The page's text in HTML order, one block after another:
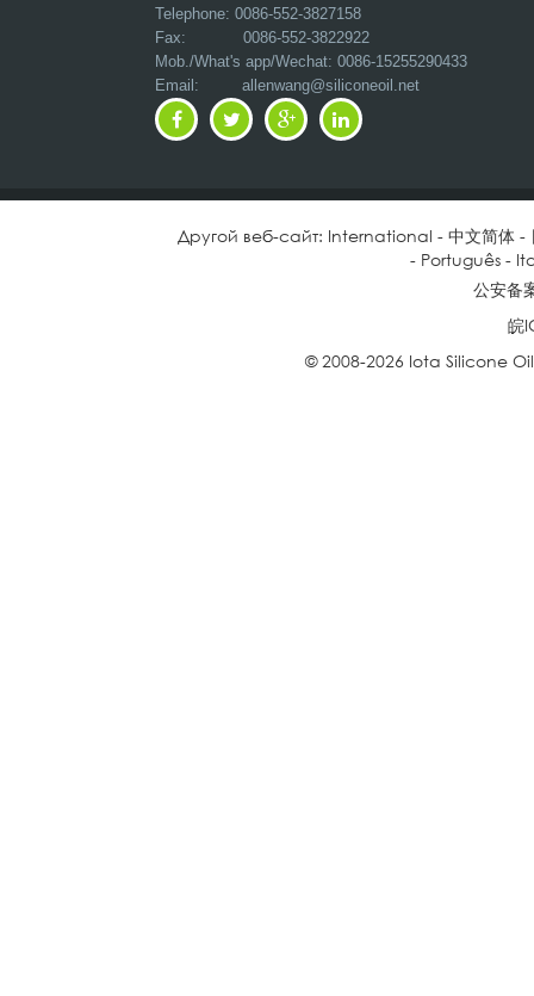
Telephone: 0086-552-3827158
Fax: 0086-552-3822922
Mob./What's app/Wechat: 0086-15255290433
Email: allenwang@siliconeoil.net
Другой веб-сайт: International - 中文简体-
- Português-
公安备
皖
© 2008-2026 Iota Silicone